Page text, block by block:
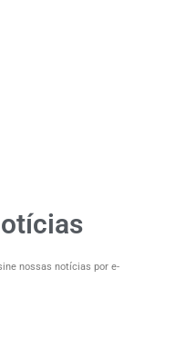
nossas notícias por e-